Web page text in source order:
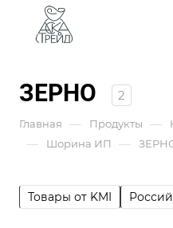
ЗЕРНО 2
Главная — Продукты —
— Шорина ИП —
Товары от KMI